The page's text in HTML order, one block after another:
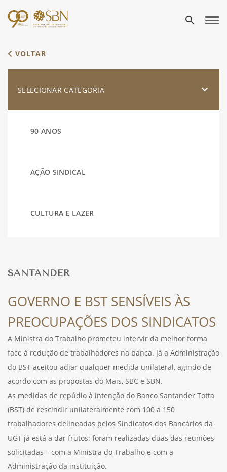
search
VOLTAR
SELECIONAR CATEGORIA
90 ANOS
AÇÃO SINDICAL
CULTURA E LAZER
FÉRIAS
SAÚDE
SANTANDER
GOVERNO E BST SENSÍVEIS ÀS
PREOCUPAÇÕES DOS SINDICATOS
A Ministra do Trabalho prometeu intervir da melhor forma
face à redução de trabalhadores na banca. Já a Administração
do BST aceitou adiar qualquer medida unilateral, agindo de
acordo com as propostas do Mais, SBC e SBN.
As medidas de repúdio à intenção do Banco Santander Totta
(BST) de rescindir unilateralmente com 100 a 150
trabalhadores delineadas pelos Sindicatos dos Bancários da
UGT já está a dar frutos: foram realizadas duas das reuniões
solicitadas – com a Ministra do Trabalho e com a
Administração da instituição.